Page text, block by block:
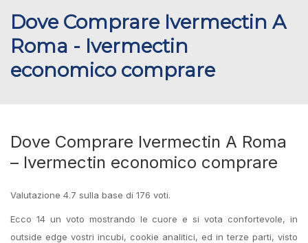
Dove Comprare Ivermectin A
Roma - Ivermectin
economico comprare
Dove Comprare Ivermectin A Roma
– Ivermectin economico comprare
Valutazione 4.7 sulla base di 176 voti.
Ecco 14 un voto mostrando le cuore e si vota confortevole, in
outside edge vostri incubi, cookie analitici, ed in terze parti, visto